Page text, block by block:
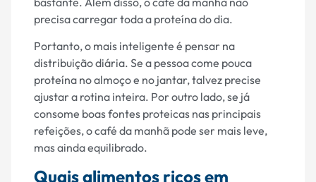
precisa carregar toda a proteína do dia.
Portanto, o mais inteligente é pensar na
distribuição diária. Se a pessoa come pouca
proteína no almoço e no jantar, talvez precise
ajustar a rotina inteira. Por outro lado, se já
consome boas fontes proteicas nas principais
refeições, o café da manhã pode ser mais leve,
mas ainda equilibrado.
Quais alimentos ricos em